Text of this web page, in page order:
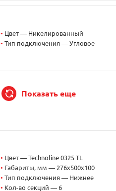
• Цвет — Никелированный
• Тип подключения — Угловое
Показать еще
• Цвет — Technoline 0325 TL
• Габариты, мм — 276x500x100
• Тип подключения — Нижнее
• Кол-во секций — 6